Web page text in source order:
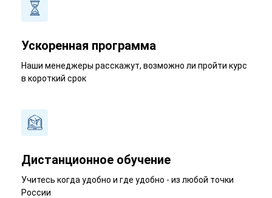
Ускоренная программа
Наши менеджеры расскажут, возможно ли пройти курс
в короткий срок
Дистанционное обучение
Учитесь когда удобно и где удобно - из любой точки
России